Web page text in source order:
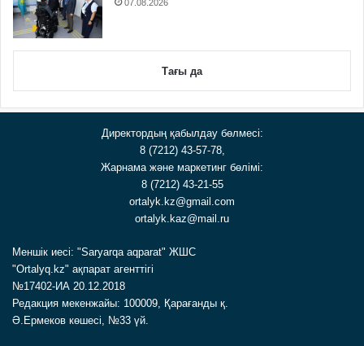
07.08.2026
Тағы да
Директордың қабылдау бөлмесі:
8 (7212) 43-57-78,
Жарнама және маркетинг бөлімі:
8 (7212) 43-21-55
ortalyk.kz@gmail.com
ortalyk.kaz@mail.ru
Меншік иесі: "Saryarqa aqparat" ЖШС
"Ortalyq.kz" ақпарат агенттігі
№17402-ИА 20.12.2018
Редакция мекенжайы: 100009, Қарағанды қ.
Ә.Ермеков көшесі, №33 үй.